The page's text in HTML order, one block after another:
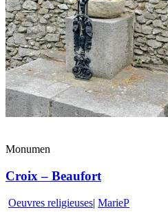
Monumen
Croix – Beaufort
Oeuvres religieuses| MarieP